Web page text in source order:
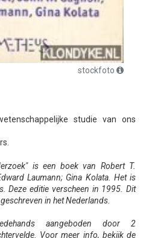
stockfoto
studie van ons
is een boek van Robert T.
Laumann; Gina Kolata. Het is
Deze editie verscheen in 1995. Dit
in het Nederlands.
aangeboden door 2
Voor meer info, bekijk de